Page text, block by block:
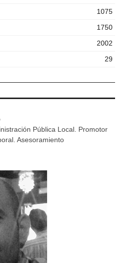
1075
1750
2002
29
Pública Local. Promotor
Asesoramiento